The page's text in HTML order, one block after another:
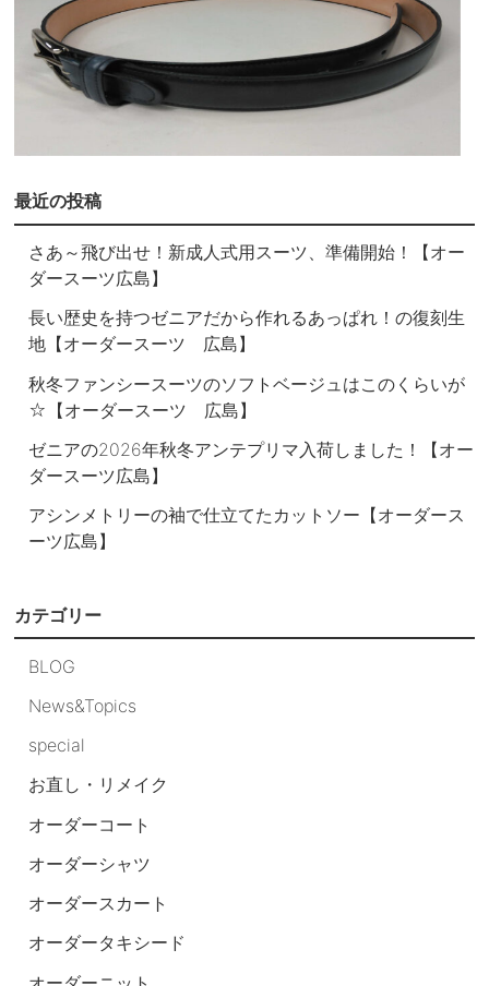
最近の投稿
さあ～飛び出せ！新成人式用スーツ、準備開始！【オー
ダースーツ広島】
長い歴史を持つゼニアだから作れるあっぱれ！の復刻生
地【オーダースーツ 広島】
秋冬ファンシースーツのソフトベージュはこのくらいが
☆【オーダースーツ 広島】
ゼニアの2026年秋冬アンテプリマ入荷しました！【オー
ダースーツ広島】
アシンメトリーの袖で仕立てたカットソー【オーダース
ーツ広島】
カテゴリー
BLOG
News&Topics
special
お直し・リメイク
オーダーコート
オーダーシャツ
オーダースカート
オーダータキシード